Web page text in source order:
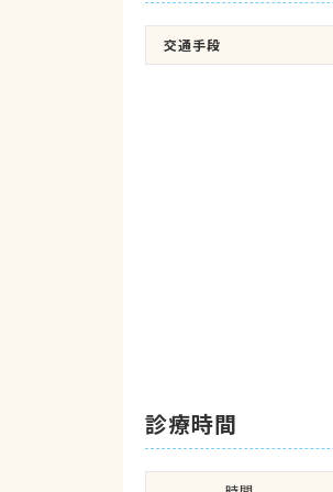
交通手段
診療時間